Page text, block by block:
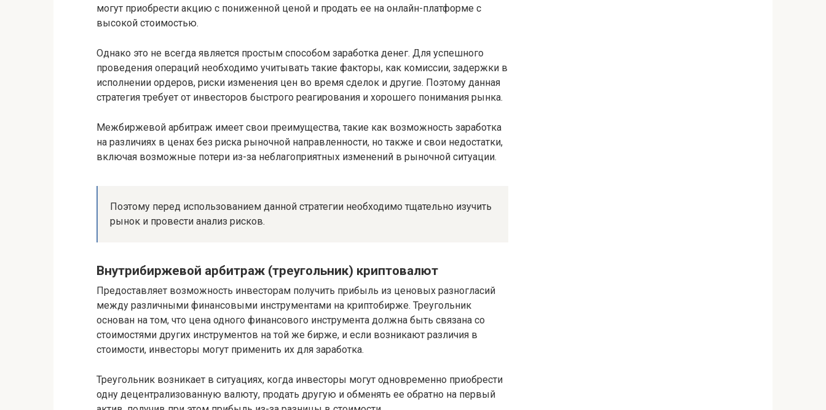
могут приобрести акцию с пониженной ценой и продать ее на онлайн-платформе с
высокой стоимостью.
Однако это не всегда является простым способом заработка денег. Для успешного
проведения операций необходимо учитывать такие факторы, как комиссии, задержки в
исполнении ордеров, риски изменения цен во время сделок и другие. Поэтому данная
стратегия требует от инвесторов быстрого реагирования и хорошего понимания рынка.
Межбиржевой арбитраж имеет свои преимущества, такие как возможность заработка
на различиях в ценах без риска рыночной направленности, но также и свои недостатки,
включая возможные потери из-за неблагоприятных изменений в рыночной ситуации.
Поэтому перед использованием данной стратегии необходимо тщательно изучить
рынок и провести анализ рисков.
Внутрибиржевой арбитраж (треугольник) криптовалют
Предоставляет возможность инвесторам получить прибыль из ценовых разногласий
между различными финансовыми инструментами на криптобирже. Треугольник
основан на том, что цена одного финансового инструмента должна быть связана со
стоимостями других инструментов на той же бирже, и если возникают различия в
стоимости, инвесторы могут применить их для заработка.
Треугольник возникает в ситуациях, когда инвесторы могут одновременно приобрести
одну децентрализованную валюту, продать другую и обменять ее обратно на первый